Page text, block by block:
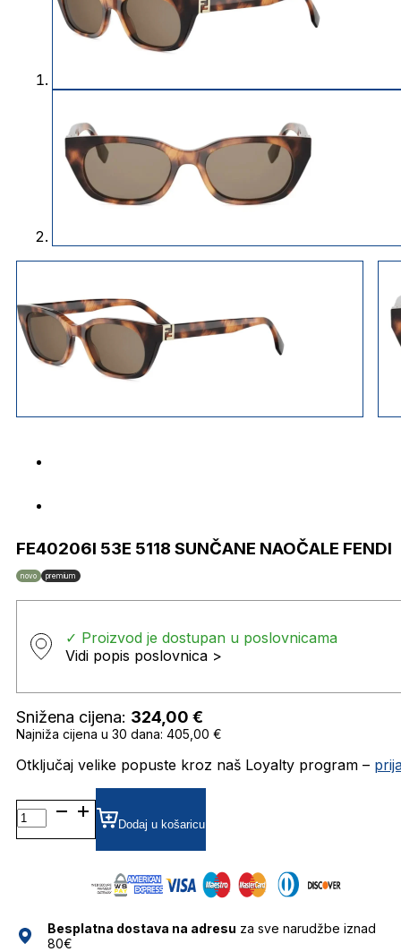
FE40206I 53E 5118 SUNČANE NAOČALE FENDI
novo premium
✓ Proizvod je dostupan u poslovnicama
Vidi popis poslovnica >
Snižena cijena: 324,00 €
Najniža cijena u 30 dana: 405,00 €
Otključaj velike popuste kroz naš Loyalty program –
FE40206I
53E
5118
Dodaj u košaricu
Besplatna dostava na adresu za sve narudžbe iznad
80€